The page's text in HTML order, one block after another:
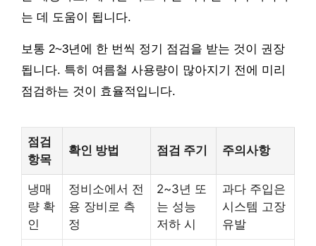
는 데 도움이 됩니다.
보통 2~3년에 한 번씩 정기 점검을 받는 것이 권장
됩니다. 특히 여름철 사용량이 많아지기 전에 미리
점검하는 것이 효율적입니다.
점검
항목
확인 방법 점검 주기 주의사항
냉매
량 확
인
정비소에서 전
용 장비로 측
정
2~3년 또
는 성능
저하 시
과다 주입은
시스템 고장
유발